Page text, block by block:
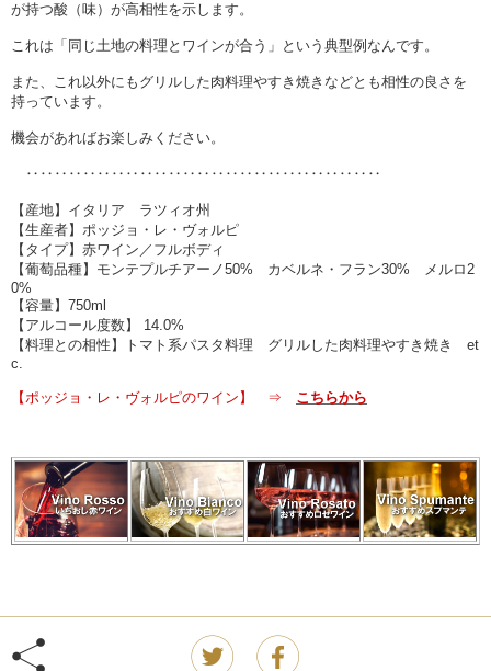
が持つ酸（味）が高相性を示します。
これは「同じ土地の料理とワインが合う」という典型例なんです。
また、これ以外にもグリルした肉料理やすき焼きなどとも相性の良さを
持っています。
機会があればお楽しみください。
‥‥‥‥‥‥‥‥‥‥‥‥‥‥‥‥‥‥‥‥‥‥‥‥‥
【産地】イタリア ラツィオ州
【生産者】ポッジョ・レ・ヴォルピ
【タイプ】赤ワイン／フルボディ
【葡萄品種】モンテプルチアーノ50% カベルネ・フラン30% メルロ2
0%
【容量】750ml
【アルコール度数】 14.0%
【料理との相性】トマト系パスタ料理 グリルした肉料理やすき焼き et
c.
【ポッジョ・レ・ヴォルピのワイン】 ⇒ こちらから